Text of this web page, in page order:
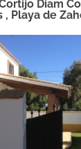
Diam
, Playa de